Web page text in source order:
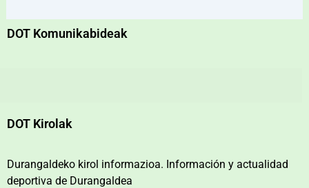
DOT Komunikabideak
DOT Kirolak
Durangaldeko kirol informazioa. Información y actualidad
deportiva de Durangaldea